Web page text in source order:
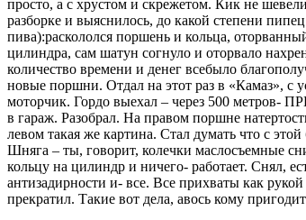
просто, а с хрустом и скрежетом. Кик не
разборке и выяснилось, до какой степени
пива):раскололся поршень и кольца,
цилиндра, сам шатун согнуло и оторвало
количество времени и денег всебыло
новые поршни. Отдал на этот раз в «Камаз», с
моторчик. Гордо выехал – через 500 метров-
в гараж. Разобрал. На правом поршне
левом такая же картина. Стал думать что с
Шняга – ты, говорит, колечки маслосъемные
кольцу на цилиндр и ничего- работает. Снял,
антизадирности и- все. Все прихваты как
прекратил. Такие вот дела, авось кому